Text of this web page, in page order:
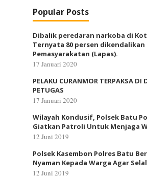
Popular Posts
Dibalik peredaran narkoba di
Ternyata 80 persen dikendalikan
Pemasyarakatan (Lapas).
17 Januari 2020
PELAKU CURANMOR TERPAKSA DI
PETUGAS
17 Januari 2020
Wilayah Kondusif, Polsek Batu
Giatkan Patroli Untuk Menjaga
12 Juni 2019
Polsek Kasembon Polres Batu
Nyaman Kepada Warga Agar
12 Juni 2019